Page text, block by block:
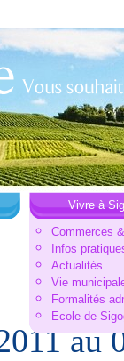
Vivre à
Commerces
Infos
Actualités
Vie
Formalités
Ecole de
au